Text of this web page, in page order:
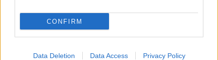
CONFIRM
Data Deletion Data Access Privacy Policy
CRYPTOKOERSEN
Naam Prijs